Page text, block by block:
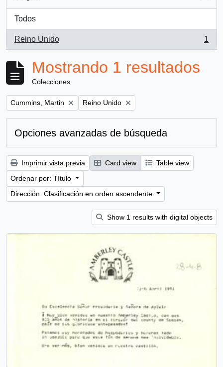
Todos
Reino Unido
, 1 resultados
1
Mostrando 1 resultados
Colecciones
Remove filter:
Cummins, Martin Remove filter:
Reino Unido
Opciones avanzadas de búsqueda
Imprimir vista previa Card view
Table view
Ordenar por: Título
Dirección: Clasificación en orden ascendente
Show 1 results with digital objects